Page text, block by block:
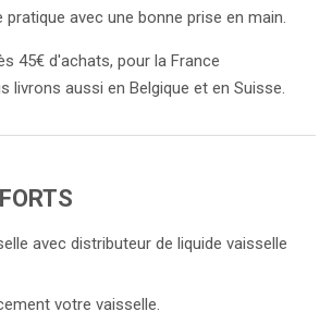
avec une bonne prise en main.
45€ d'achats, pour la France
livrons aussi en Belgique et en Suisse.
avec distributeur de liquide vaisselle
votre vaisselle.